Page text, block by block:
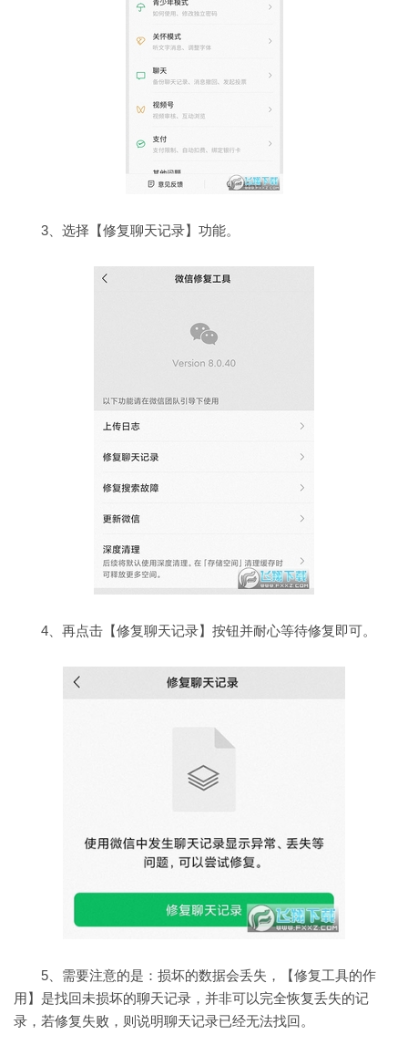
3、选择【修复聊天记录】功能。
4、再点击【修复聊天记录】按钮并耐心等待修复即可。
5、需要注意的是：损坏的数据会丢失，【修复工具的作
用】是找回未损坏的聊天记录，并非可以完全恢复丢失的记
录，若修复失败，则说明聊天记录已经无法找回。